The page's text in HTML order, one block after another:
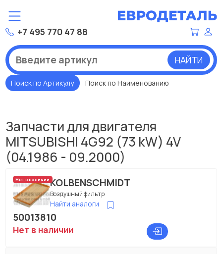
+7 495 770 47 88
НАЙТИ
Поиск по Артикулу Поиск по Наименованию
Запчасти для двигателя
MITSUBISHI 4G92 (73 kW) 4V
(04.1986 - 09.2000)
Нет в наличииKOLBENSCHMIDT
Воздушный фильтр
Найти аналоги
50013810
Нет в наличии